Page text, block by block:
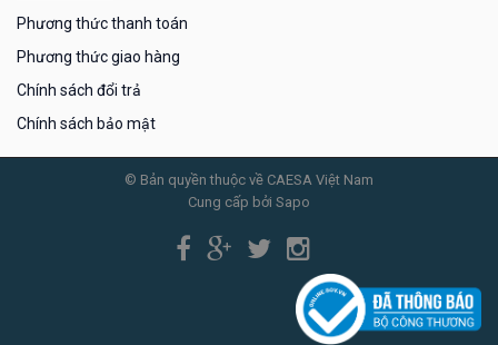
Phương thức thanh toán
Phương thức giao hàng
Chính sách đổi trả
Chính sách bảo mật
© Bản quyền thuộc về CAESA Việt Nam
Cung cấp bởi Sapo